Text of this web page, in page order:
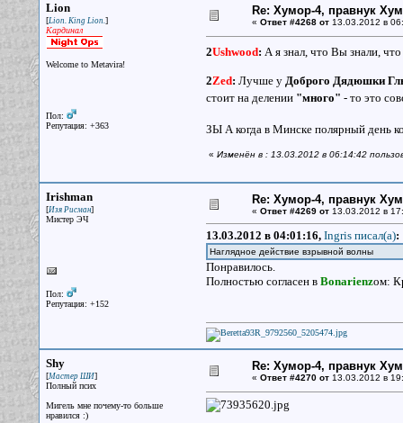
Lion
[Lion. King Lion.]
Кардинал
Welcome to Metavira!
Пол:
Репутация: +363
Re: Хумор-4, правнук
« Ответ #4268 от13.03.2012 в
2Ushwood: А я знал, что Вы знали,
2Zed: Лучше у Доброго Дядюшки
стоит на делении "много" - то это
ЗЫ А когда в Минске полярный день
« Изменён в : 13.03.2012 в 06:14:42
Irishman
[Изя Рисман]
Мистер ЭЧ
Пол:
Репутация: +152
Re: Хумор-4, правнук
« Ответ #4269 от13.03.2012 в
13.03.2012 в 04:01:16, Ingris писал(a):
Наглядное действие взрывной волны
Понравилось.
Полностью согласен в Bonarienzом:
Shy
[Мастер ШИ]
Полный псих
Мигель мне почему-то больше
нравился :)
Re: Хумор-4, правнук
« Ответ #4270 от13.03.2012 в